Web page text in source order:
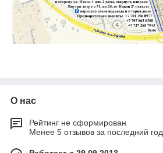
О нас
Рейтинг не сформирован
Менее 5 отзывов за последний год